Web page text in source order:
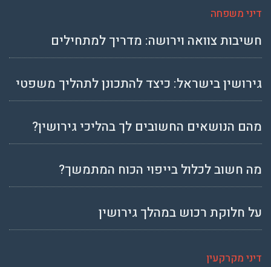
דיני משפחה
חשיבות צוואה וירושה: מדריך למתחילים
גירושין בישראל: כיצד להתכונן לתהליך משפטי
מהם הנושאים החשובים לך בהליכי גירושין?
מה חשוב לכלול בייפוי הכוח המתמשך?
על חלוקת רכוש במהלך גירושין
דיני מקרקעין